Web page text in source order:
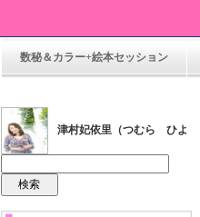
数秘＆カラー+絵本セッション
津村妃依里（つむら ひよ
り）